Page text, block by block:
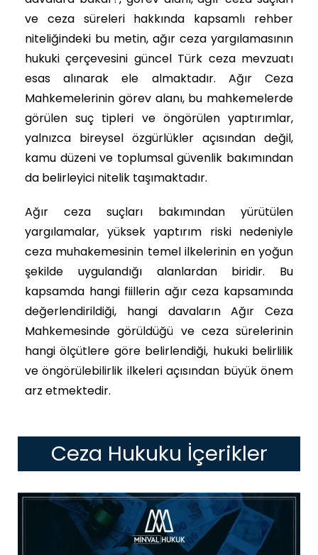
ve ceza süreleri hakkında kapsamlı rehber
niteliğindeki bu metin, ağır ceza yargılamasının
hukuki çerçevesini güncel Türk ceza mevzuatı
esas alınarak ele almaktadır. Ağır Ceza
Mahkemelerinin görev alanı, bu mahkemelerde
görülen suç tipleri ve öngörülen yaptırımlar,
yalnızca bireysel özgürlükler açısından değil,
kamu düzeni ve toplumsal güvenlik bakımından
da belirleyici nitelik taşımaktadır.
Ağır ceza suçları bakımından yürütülen
yargılamalar, yüksek yaptırım riski nedeniyle
ceza muhakemesinin temel ilkelerinin en yoğun
şekilde uygulandığı alanlardan biridir. Bu
kapsamda hangi fiillerin ağır ceza kapsamında
değerlendirildiği, hangi davaların Ağır Ceza
Mahkemesinde görüldüğü ve ceza sürelerinin
hangi ölçütlere göre belirlendiği, hukuki belirlilik
ve öngörülebilirlik ilkeleri açısından büyük önem
arz etmektedir.
Ceza Hukuku İçerikler